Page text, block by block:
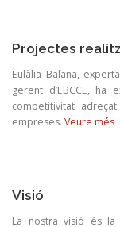
Projectes
Eulàlia Balaña,
gerent d’EBCCE, ha
competitivitat
empreses. Veure més
Visió
La nostra visió és la